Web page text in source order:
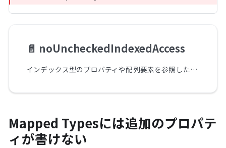
📄️ noUncheckedIndexedAccess
インデックス型のプロパティや配列要素を参照したときundefinedのチェックを必須にする
Mapped Typesには追加のプロパテ
ィが書けない